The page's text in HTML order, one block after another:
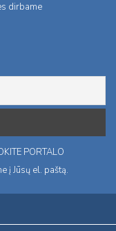
dirbame
PORTALO
į Jūsų el. paštą.